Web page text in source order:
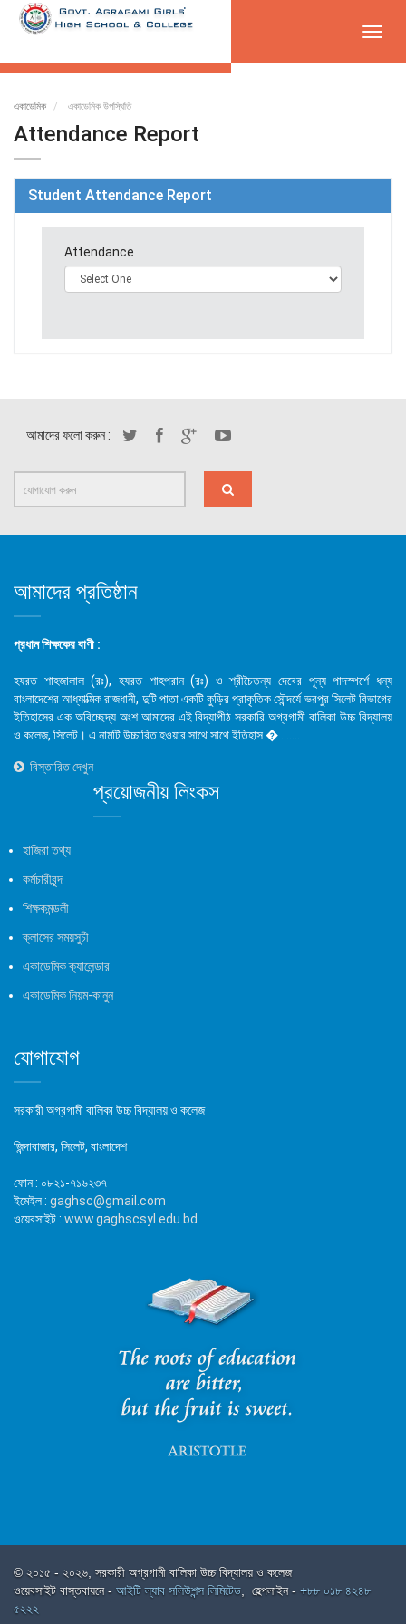
একাডেমিক একাডেমিক উপস্থিতি
Attendance Report
Student Attendance Report
Attendance
আমাদের ফলো করুন :
আমাদের প্রতিষ্ঠান
প্রধান শিক্ষকের বাণী :
হযরত শাহজালাল (রঃ), হযরত শাহপরান (রঃ) ও শ্রীচৈতন্য দেবের পূন্য পাদস্পর্শে ধন্য
বাংলাদেশের আধ্যাত্মিক রাজধানী, দুটি পাতা একটি কুড়ির প্রাকৃতিক সৌন্দর্যে ভরপুর সিলেট বিভাগের
ইতিহাসের এক অবিচ্ছেদ্য অংশ আমাদের এই বিদ্যাপীঠ সরকারি অগ্রগামী বালিকা উচ্চ বিদ্যালয়
ও কলেজ, সিলেট। এ নামটি উচ্চারিত হওয়ার সাথে সাথে ইতিহাস � .......
বিস্তারিত দেখুন
প্রয়োজনীয় লিংকস
হাজিরা তথ্য
কর্মচারীবৃন্দ
শিক্ষকমন্ডলী
ক্লাসের সময়সুচী
একাডেমিক ক্যালেন্ডার
একাডেমিক নিয়ম-কানুন
যোগাযোগ
সরকারী অগ্রগামী বালিকা উচ্চ বিদ্যালয় ও কলেজ
জিন্দাবাজার, সিলেট, বাংলাদেশ
ফোন : ০৮২১-৭১৬২৩৭
ইমেইল : gaghsc@gmail.com
ওয়েবসাইট : www.gaghscsyl.edu.bd
© ২০১৫ - ২০২৬, সরকারী অগ্রগামী বালিকা উচ্চ বিদ্যালয় ও কলেজ
ওয়েবসাইট বাস্তবায়নে - আইটি ল্যাব সলিউশন্স লিমিটেড , হেল্পলাইন - +৮৮ ০১৮ ৪২৪৮
৫২২২